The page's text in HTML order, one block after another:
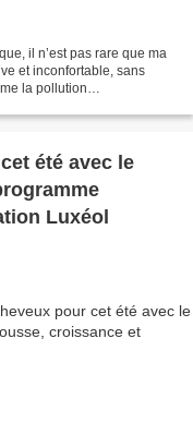
il n’est pas rare que ma
et inconfortable, sans
la pollution
été avec le
Luxéol